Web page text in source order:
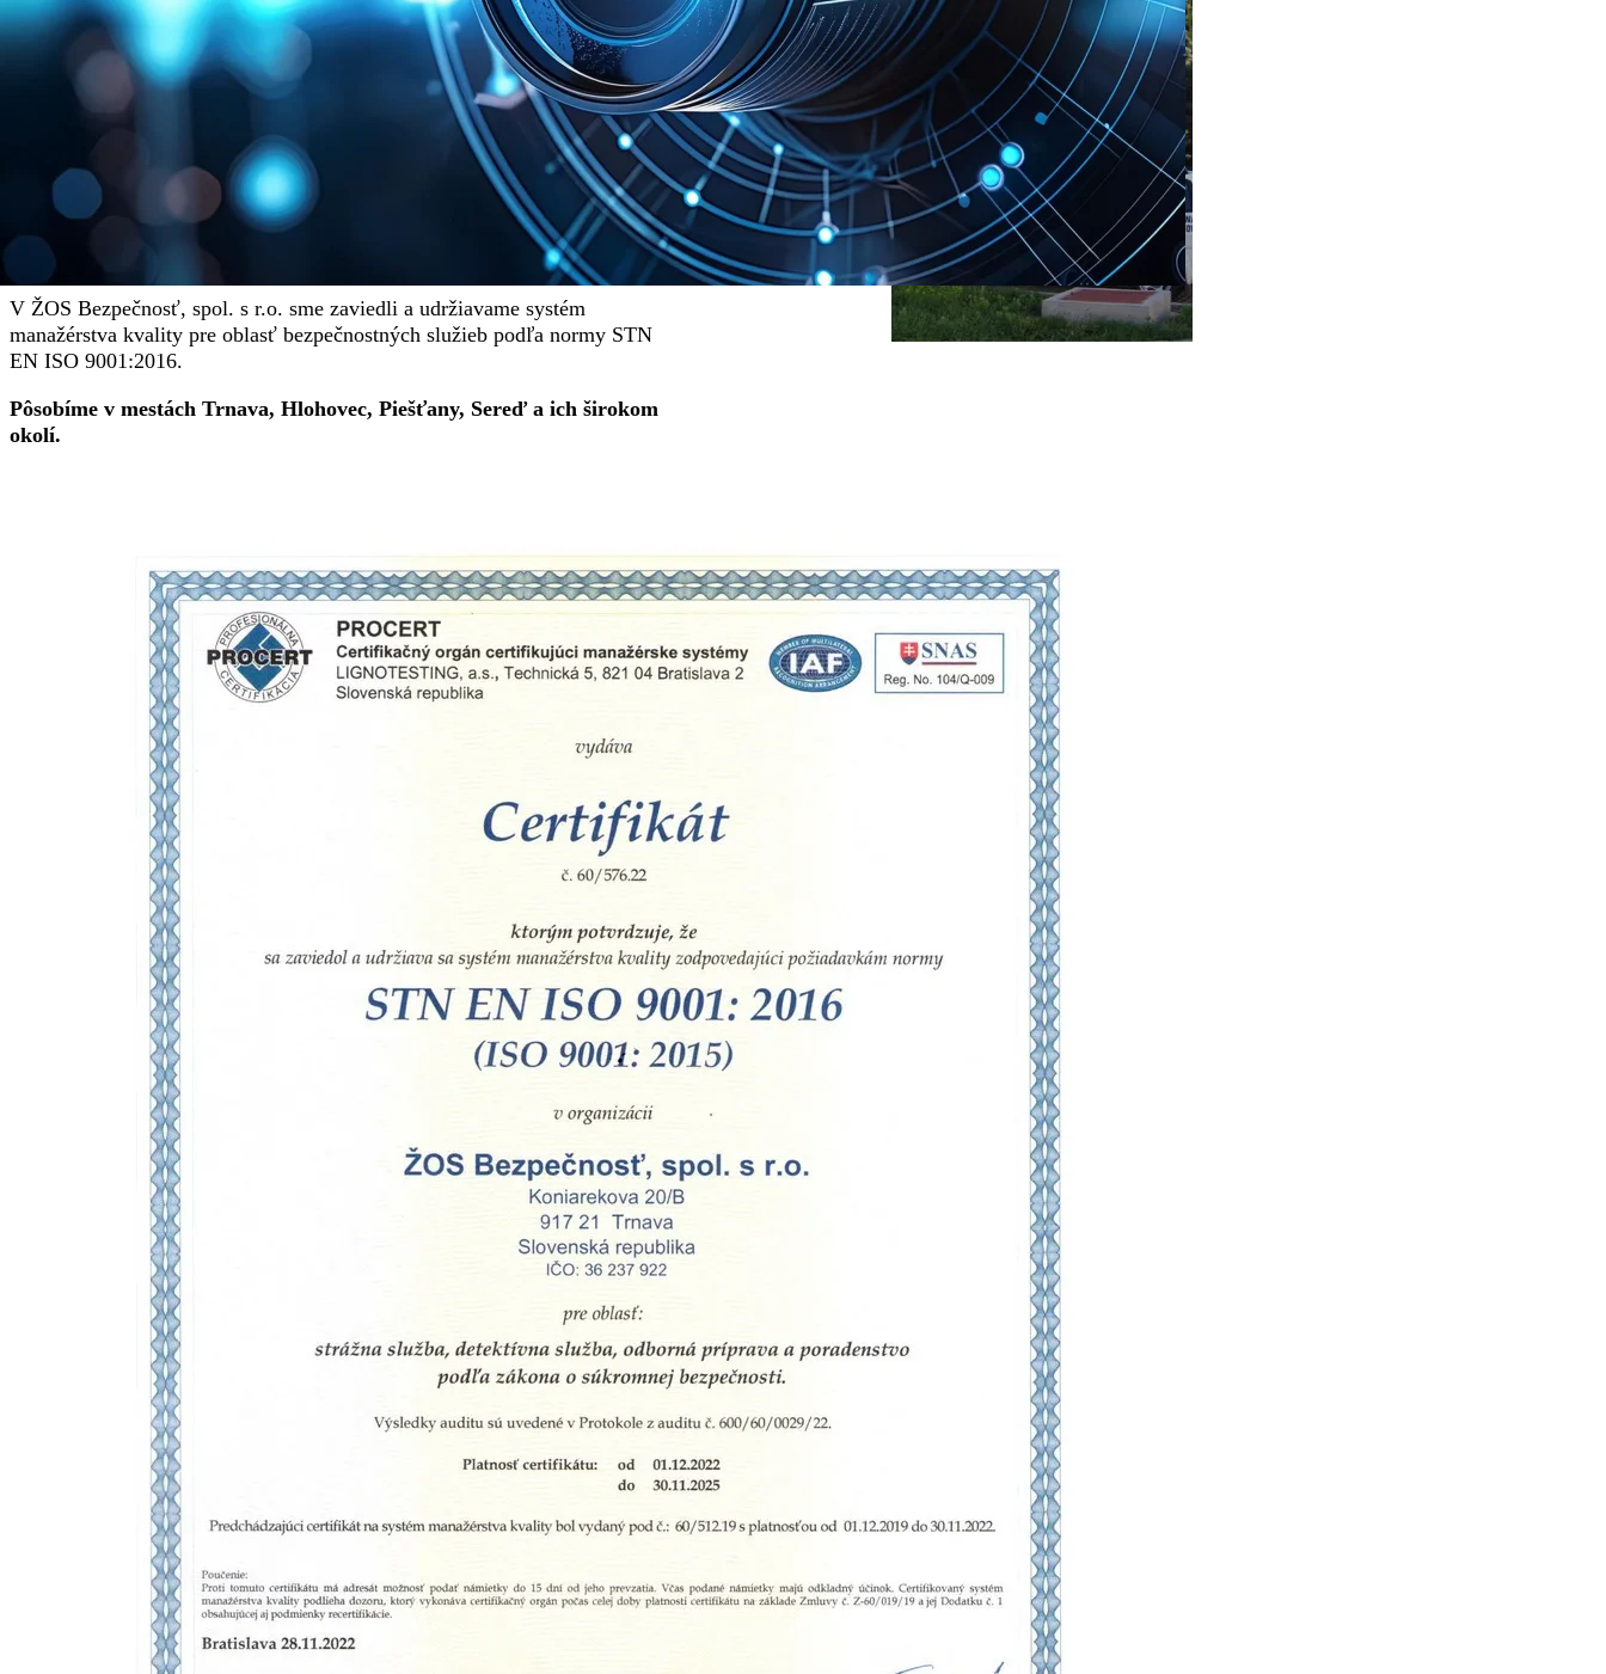
Máme oprávnenia prevádzkovať komplexné bezpečnostné služby:
strážne službyna základe licencie č. PS 00867
detektívne služby
na základe licencie č. PD 000096
odborná príprava a poradenstvo
na základe licencie č. POP
Všetky naše činnosti v oblasti bezpečnostných služieb sú zmluvne kryté
poistnými zmluvami o náhrade škody z titulu všeobecnej zodpovednosti za
škody.
V ŽOS Bezpečnosť, spol. s r.o. sme zaviedli a udržiavame systém
manažérstva kvality pre oblasť bezpečnostných služieb podľa normy STN
EN ISO 9001:2016.
Pôsobíme v mestách Trnava, Hlohovec, Piešťany, Sereď a ich širokom
okolí.